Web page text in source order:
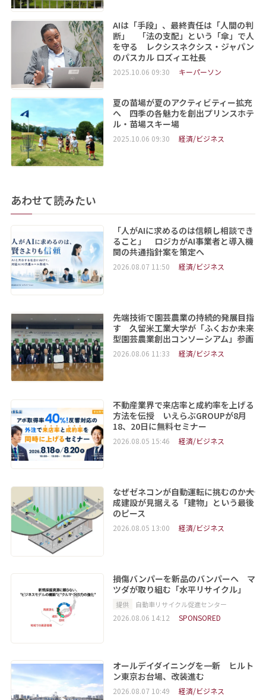
AIは「手段」、最終責任は「人間の判
断」 「法の支配」という「傘」で人
を守る レクシスネクシス・ジャパン
のパスカル ロズィエ社長
2025.10.06 09:30 キーパーソン
夏の苗場が夏のアクティビティー拡充
へ 四季の各魅力を創出プリンスホテ
ル・苗場スキー場
2025.10.06 09:30 経済/ビジネス
あわせて読みたい
「人がAIに求めるのは信頼し相談でき
ること」 ロジカがAI事業者と導入機
関の共通指針案を策定へ
2026.08.07 11:50 経済/ビジネス
先端技術で園芸農業の持続的発展目指
す 久留米工業大学が「ふくおか未来
型園芸農業創出コンソーシアム」参画
2026.08.06 11:33 経済/ビジネス
不動産業界で来店率と成約率を上げる
方法を伝授 いえらぶGROUPが8月
18、20日に無料セミナー
2026.08.05 15:46 経済/ビジネス
なぜゼネコンが自動運転に挑むのか――大
成建設が見据える「建物」という最後
のピース
2026.08.05 13:00 経済/ビジネス
損傷バンパーを新品のバンパーへ マ
ツダが取り組む「水平リサイクル」
提供 自動車リサイクル促進センター
2026.08.06 14:12 SPONSORED
オールデイダイニングを一新 ヒルト
ン東京お台場、改装進む
2026.08.07 10:49 経済/ビジネス